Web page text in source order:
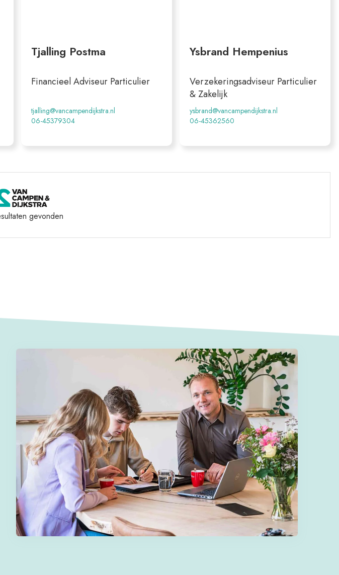
Tjalling Postma
Financieel Adviseur Particulier
tjalling@vancampendijkstra.nl
06-45379304
Ysbrand Hempenius
Verzekeringsadviseur Particulier
& Zakelijk
ysbrand@vancampendijkstra.nl
06-45362560
gevonden